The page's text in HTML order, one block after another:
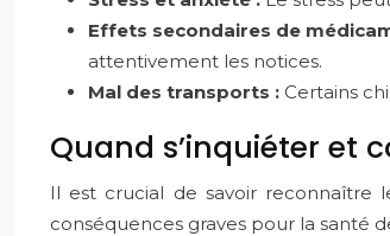
Effets secondaires de
attentivement les notices.
Mal des transports : Certains
Quand s’inquiéter et
Il est crucial de savoir reconnaître
conséquences graves pour la santé